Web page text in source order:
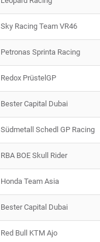
Sky Racing Team VR46
Petronas Sprinta Racing
Redox PrüstelGP
Bester Capital Dubai
Südmetall Schedl GP Racing
RBA BOE Skull Rider
Honda Team Asia
Bester Capital Dubai
Red Bull KTM Ajo